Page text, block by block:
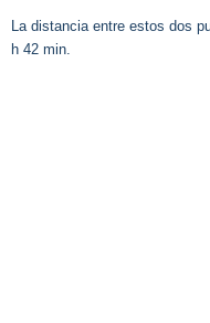
La distancia entre estos dos
h 42 min.